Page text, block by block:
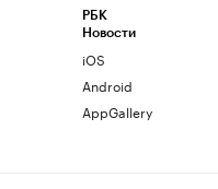
РБК
Новости
iOS
Android
AppGallery